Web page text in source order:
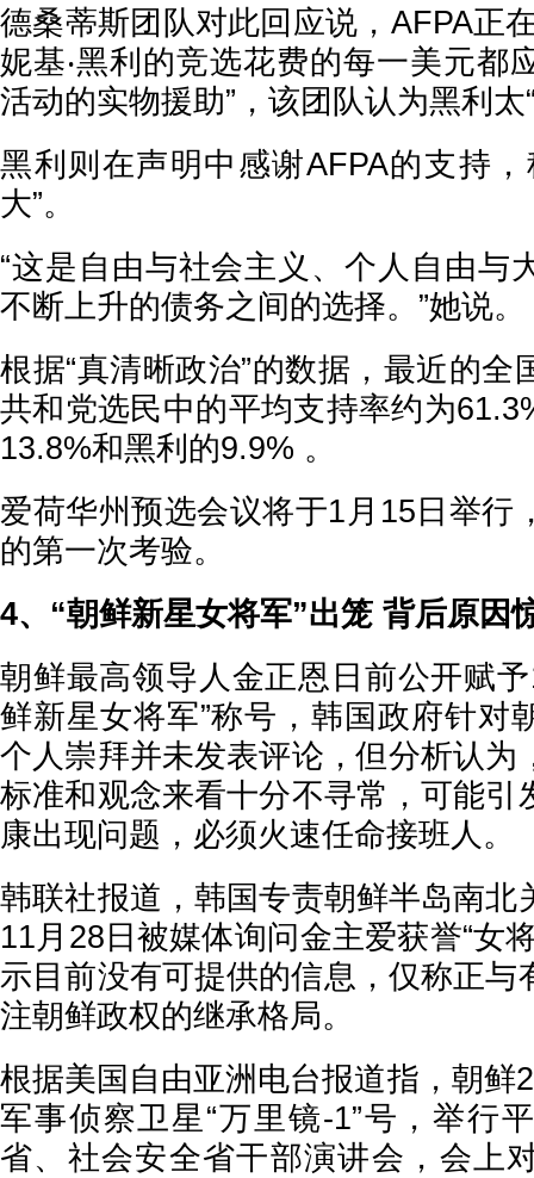
德桑蒂斯团队对此回应说，AFPA正
妮基‧黑利的竞选花费的每一美元都
活动的实物援助”，该团队认为黑利太
黑利则在声明中感谢AFPA的支持
大”。
“这是自由与社会主义、个人自由与
不断上升的债务之间的选择。”她说。
根据“真清晰政治”的数据，最近的全
共和党选民中的平均支持率约为
13.8%和黑利的9.9% 。
爱荷华州预选会议将于1月15日举行
的第一次考验。
4、“朝鲜新星女将军”出笼 背后原因
朝鲜最高领导人金正恩日前公开赋
鲜新星女将军”称号，韩国政府针对
个人崇拜并未发表评论，但分析认为
标准和观念来看十分不寻常，可能引
康出现问题，必须火速任命接班人。
韩联社报道，韩国专责朝鲜半岛南北
11月28日被媒体询问金主爱获誉“女
示目前没有可提供的信息，仅称正与
注朝鲜政权的继承格局。
根据美国自由亚洲电台报道指，朝鲜
军事侦察卫星“万里镜-1”号，举行
省、社会安全省干部演讲会，会上